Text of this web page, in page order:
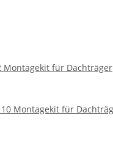
Montagekit für Dachträger